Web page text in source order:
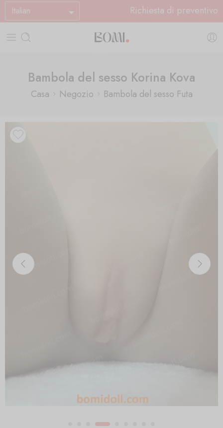
Italian Richiesta di preventivo
Bambola del sesso Korina Kova
Casa Negozio Bambola del sesso Futa